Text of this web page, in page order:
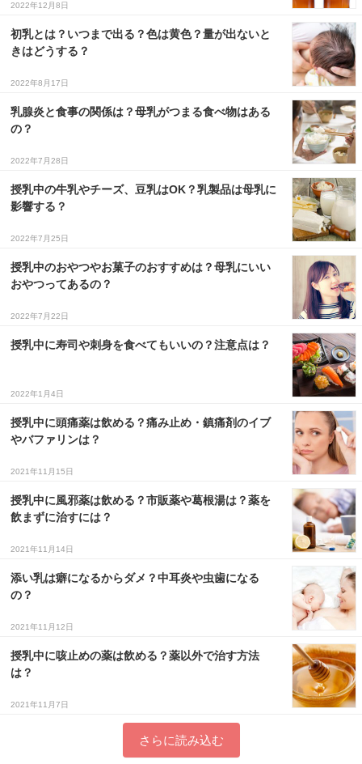
2022年12月8日
初乳とは？いつまで出る？色は黄色？量が出ないと
きはどうする？
2022年8月17日
乳腺炎と食事の関係は？母乳がつまる食べ物はある
の？
2022年7月28日
授乳中の牛乳やチーズ、豆乳はOK？乳製品は母乳に
影響する？
2022年7月25日
授乳中のおやつやお菓子のおすすめは？母乳にいい
おやつってあるの？
2022年7月22日
授乳中に寿司や刺身を食べてもいいの？注意点は？
2022年1月4日
授乳中に頭痛薬は飲める？痛み止め・鎮痛剤のイブ
やバファリンは？
2021年11月15日
授乳中に風邪薬は飲める？市販薬や葛根湯は？薬を
飲まずに治すには？
2021年11月14日
添い乳は癖になるからダメ？中耳炎や虫歯になる
の？
2021年11月12日
授乳中に咳止めの薬は飲める？薬以外で治す方法
は？
2021年11月7日
さらに読み込む